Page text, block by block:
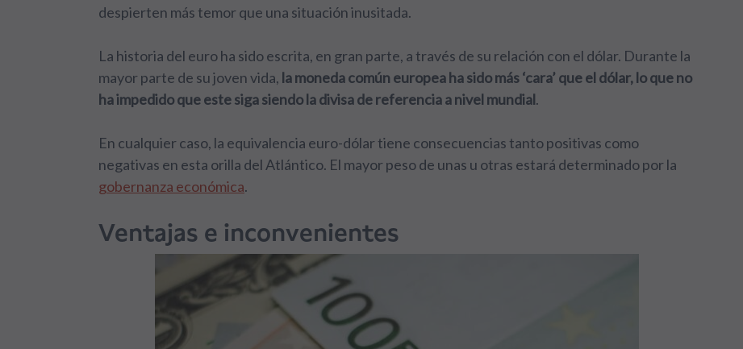
despierten más temor que una situación inusitada.
La historia del euro ha sido escrita, en gran parte, a través de su relación con el dólar. Durante la
mayor parte de su joven vida, la moneda común europea ha sido más ‘cara’ que el dólar, lo que no
ha impedido que este siga siendo la divisa de referencia a nivel mundial.
En cualquier caso, la equivalencia euro-dólar tiene consecuencias tanto positivas como
negativas en esta orilla del Atlántico. El mayor peso de unas u otras estará determinado por la
gobernanza económica.
Ventajas e inconvenientes